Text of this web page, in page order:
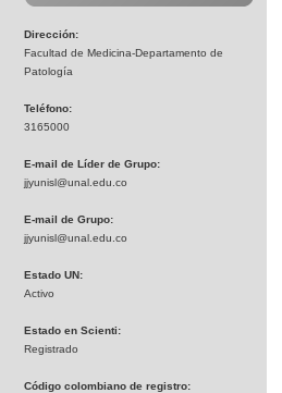
Dirección:
Facultad de Medicina-Departamento de
Patología
Teléfono:
3165000
E-mail de Líder de Grupo:
jjyunisl@unal.edu.co
E-mail de Grupo:
jjyunisl@unal.edu.co
Estado UN:
Activo
Estado en Scienti:
Registrado
Código colombiano de registro: